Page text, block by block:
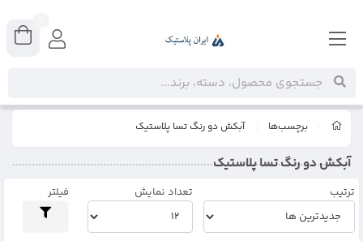
برچسب‌ها آبکش دو رنگ تسا پلاستیک
آبکش دو رنگ تسا پلاستیک
ترتیب تعداد نمایش فیلتر